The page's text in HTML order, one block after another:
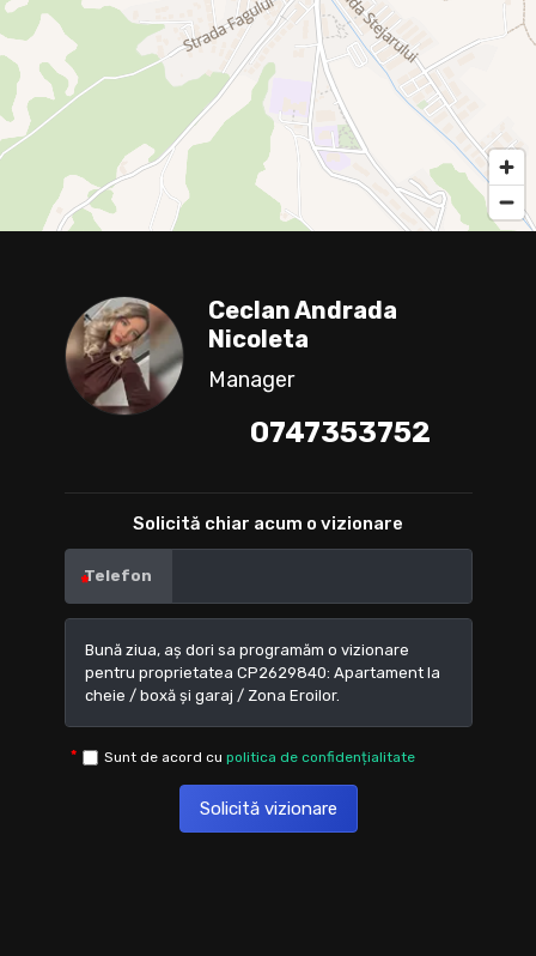
Ceclan Andrada
Nicoleta
Manager
0747353752
Solicită chiar acum o vizionare
Telefon
Sunt de acord cu politica de confidențialitate
Solicită vizionare